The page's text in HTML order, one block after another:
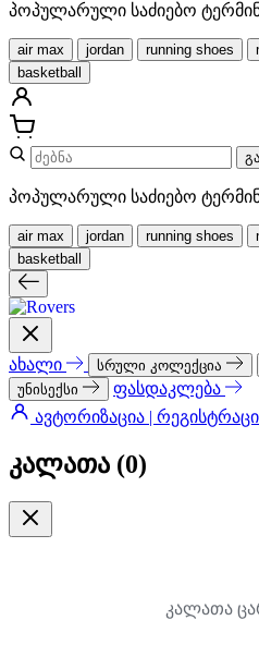
პოპულარული საძიებო
air max jordan running shoes
basketball
პოპულარული საძიებო
air max jordan running shoes
basketball
ახალი სრული კოლექცია
უნისექსი
ფასდაკლება
ავტორიზაცია |
კალათა (0)
კალათა